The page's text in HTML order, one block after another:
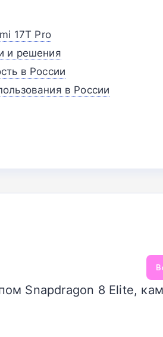
17T Pro
и решения
в России
в России
Snapdragon 8 Elite,